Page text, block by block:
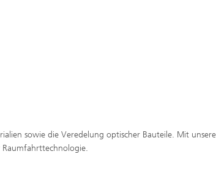
sowie die Veredelung optischer Bauteile. Mit